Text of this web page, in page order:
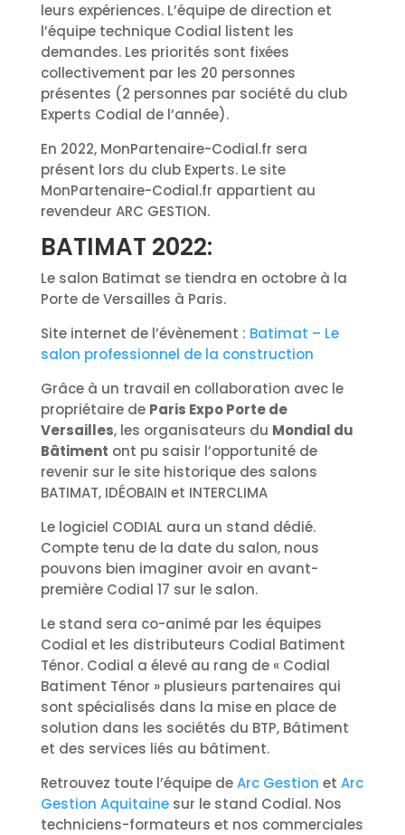
leurs expériences. L’équipe de direction et
l’équipe technique Codial listent les
demandes. Les priorités sont fixées
collectivement par les 20 personnes
présentes (2 personnes par société du club
Experts Codial de l’année).
En 2022, MonPartenaire-Codial.fr sera
présent lors du club Experts. Le site
MonPartenaire-Codial.fr appartient au
revendeur ARC GESTION.
BATIMAT 2022:
Le salon Batimat se tiendra en octobre à la
Porte de Versailles à Paris.
Site internet de l’évènement : Batimat – Le
salon professionnel de la construction
Grâce à un travail en collaboration avec le
propriétaire de Paris Expo Porte de
Versailles, les organisateurs du Mondial du
Bâtiment ont pu saisir l’opportunité de
revenir sur le site historique des salons
BATIMAT, IDÉOBAIN et INTERCLIMA
Le logiciel CODIAL aura un stand dédié.
Compte tenu de la date du salon, nous
pouvons bien imaginer avoir en avant-
première Codial 17 sur le salon.
Le stand sera co-animé par les équipes
Codial et les distributeurs Codial Batiment
Ténor. Codial a élevé au rang de « Codial
Batiment Ténor » plusieurs partenaires qui
sont spécialisés dans la mise en place de
solution dans les sociétés du BTP, Bâtiment
et des services liés au bâtiment.
Retrouvez toute l’équipe deArc Gestion et Arc
Gestion Aquitainesur le stand Codial. Nos
techniciens-formateurs et nos commerciales